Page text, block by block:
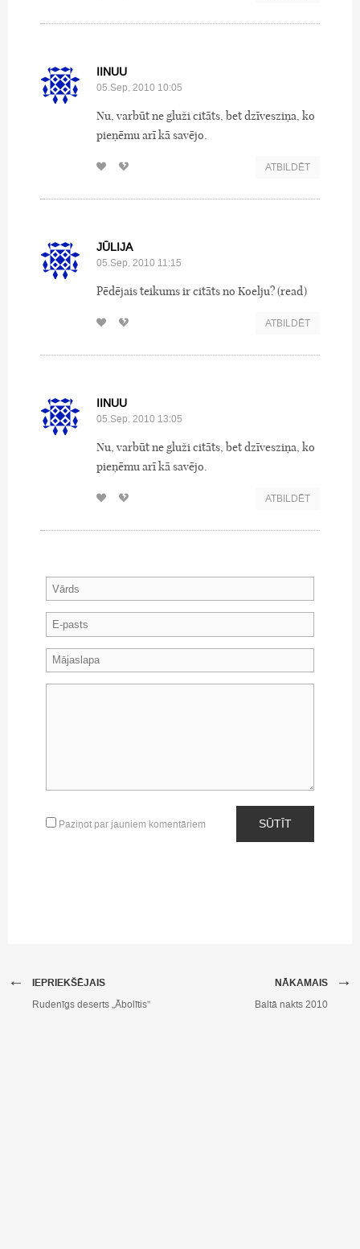
IINUU
05.Sep, 2010 10:05
Nu, varbūt ne gluži citāts, bet dzīvesziņa, ko
pieņēmu arī kā savējo.
ATBILDĒT
JŪLIJA
05.Sep, 2010 11:15
Pēdējais teikums ir citāts no Koelju? (read)
ATBILDĒT
IINUU
05.Sep, 2010 13:05
Nu, varbūt ne gluži citāts, bet dzīvesziņa, ko
pieņēmu arī kā savējo.
ATBILDĒT
Paziņot par jauniem komentāriem SŪTĪT
IEPRIEKŠĒJAIS
←
Rudenīgs deserts „Ābolītis”
NĀKAMAIS →
Baltā nakts 2010